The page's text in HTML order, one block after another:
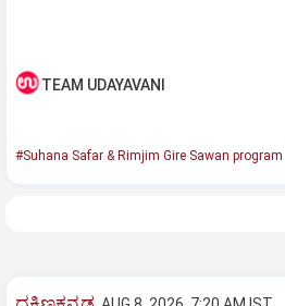
TEAM UDAYAVANI
#Suhana Safar & Rimjim Gire Sawan program